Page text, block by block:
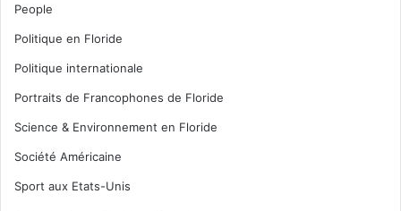
People
Politique en Floride
Politique internationale
Portraits de Francophones de Floride
Science & Environnement en Floride
Société Américaine
Sport aux Etats-Unis